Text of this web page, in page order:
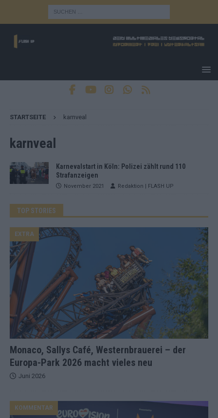
STARTSEITE karnveal
karnveal
Karnevalstart in Köln: Polizei zählt rund 110
Strafanzeigen
November 2021 Redaktion | FLASH UP
TOP STORIES
Monaco, Sallys Café, Westernbrauerei – der
Europa-Park 2026 macht vieles neu
EXTRA
Juni 2026
KOMMENTAR